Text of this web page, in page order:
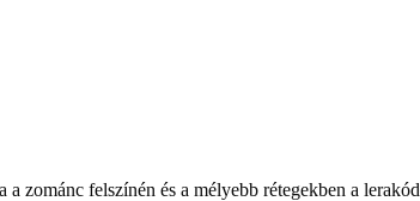
zománc felszínén és a mélyebb rétegekben a